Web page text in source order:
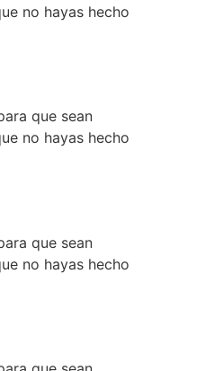
no hayas hecho
que sean
no hayas hecho
que sean
no hayas hecho